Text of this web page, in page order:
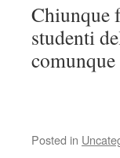
Chiunque
studenti
Posted in